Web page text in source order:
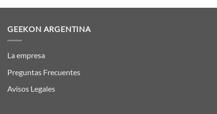
GEEKON ARGENTINA
La empresa
Preguntas Frecuentes
Avisos Legales